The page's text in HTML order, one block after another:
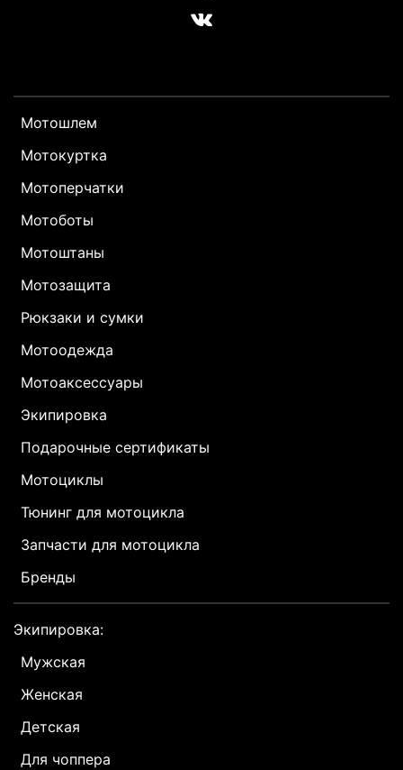
Мотошлем
Мотокуртка
Мотоперчатки
Мотоботы
Мотоштаны
Мотозащита
Рюкзаки и сумки
Мотоодежда
Мотоаксессуары
Экипировка
Подарочные сертификаты
Мотоциклы
Тюнинг для мотоцикла
Запчасти для мотоцикла
Бренды
Экипировка:
Мужская
Женская
Детская
Для чоппера